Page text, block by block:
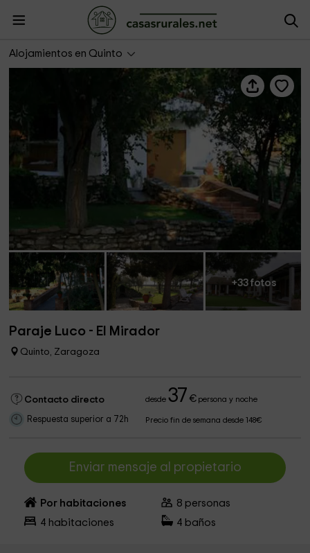
Alojamientos en Quinto
Paraje Luco - El Mirador
+33 fotos
Paraje Luco - El Mirador
Quinto, Zaragoza
Contacto directo desde37 €persona y noche
Respuesta superior a 72h Precio fin de semana desde 148€
Enviar mensaje al propietario
Por habitaciones 8 personas
4 habitaciones 4 baños